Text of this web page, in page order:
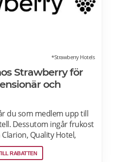
*Strawberry Hotels
Strawberry för
och
du som medlem upp till
Dessutom ingår frukost
Quality Hotel,
Hotel och andra
Danmark, Finland
RABATTEN